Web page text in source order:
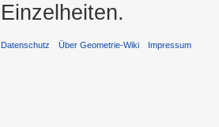
Einzelheiten.
Datenschutz Über Geometrie-Wiki Impressum